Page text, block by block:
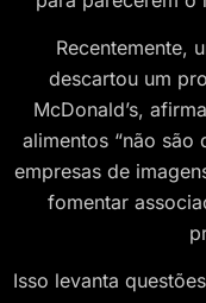
Recentemente,
descartou um
McDonald’s,
alimentos “não são
empresas de
fomentar
Isso levanta